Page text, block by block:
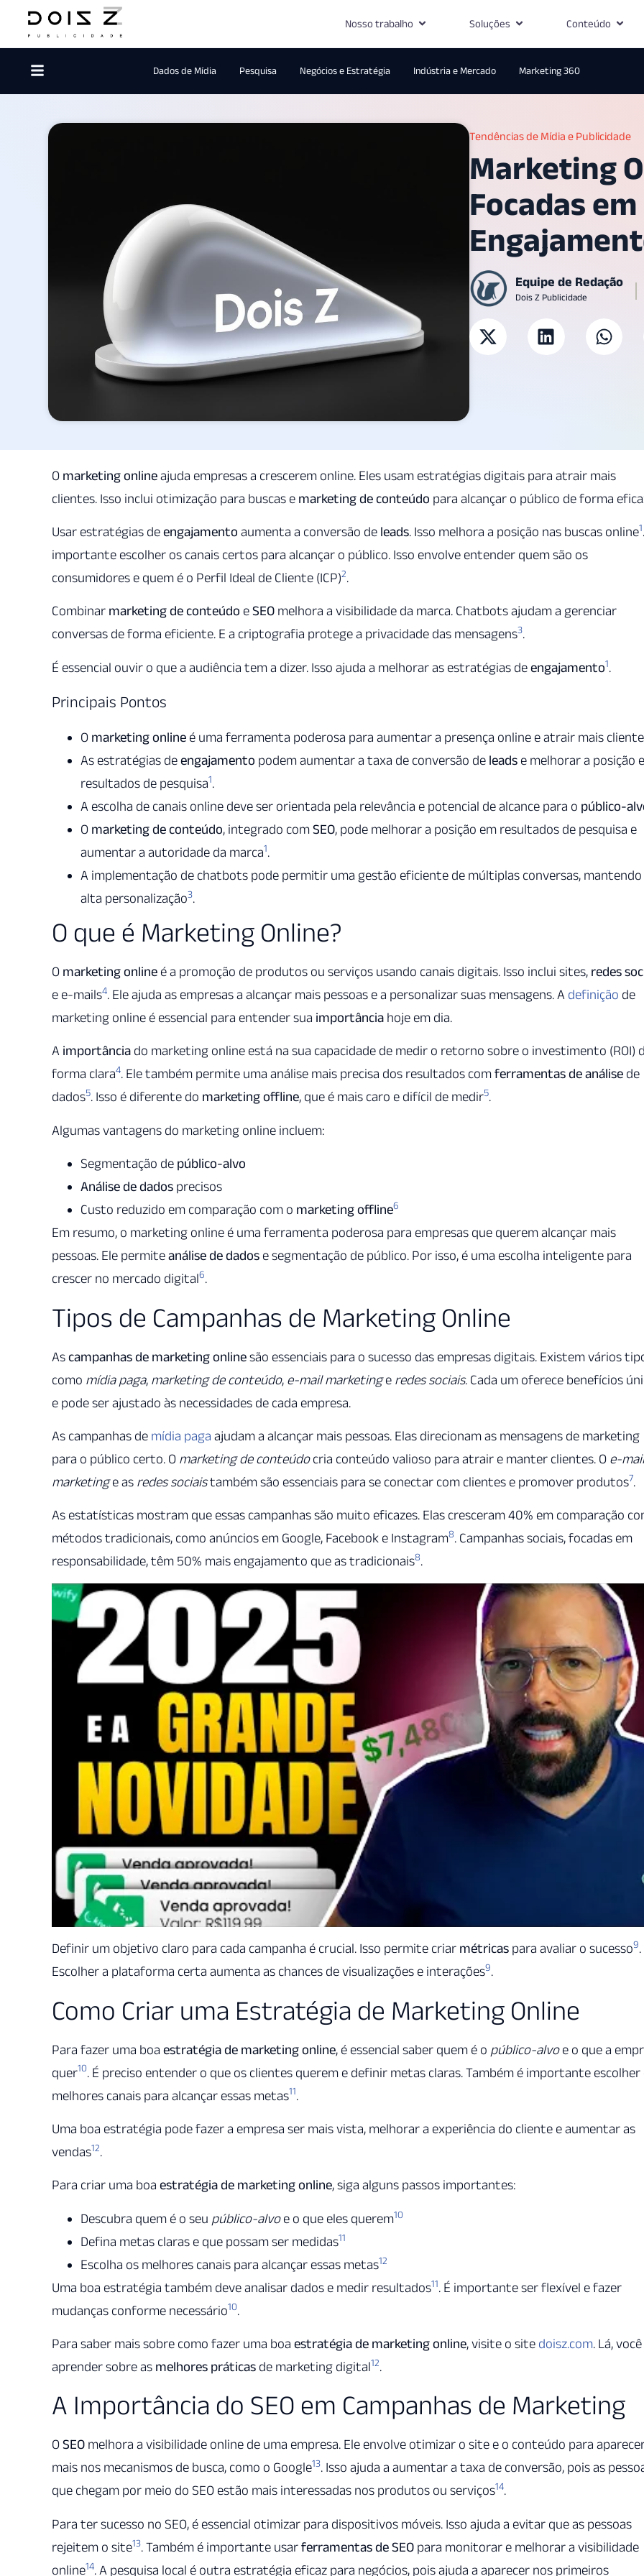
Nosso trabalho Soluções Conteúdo
Dados de Mídia Pesquisa Negócios e Estratégia Indústria e Mercado Marketing 360
Tendências de Mídia e Publicidade
Marketing
Focadas
Equipe de Redação
Dois Z Publicidade
O marketing onlineajuda empresas a crescerem online. Eles usam estratégias digitais para atrair mais
clientes. Isso inclui otimização para buscas e marketing de conteúdo para alcançar o público de forma
Usar estratégias deengajamento aumenta a conversão de leads. Isso melhora a posição nas buscas online1
importante escolher os canais certos para alcançar o público. Isso envolve entender quem são os
consumidores e quem é o Perfil Ideal de Cliente (ICP)2.
Combinar marketing de conteúdo eSEO melhora a visibilidade da marca. Chatbots ajudam a gerenciar
conversas de forma eficiente. E a criptografia protege a privacidade das mensagens3.
É essencial ouvir o que a audiência tem a dizer. Isso ajuda a melhorar as estratégias deengajamento1.
Principais Pontos
O marketing online é uma ferramenta poderosa para aumentar a presença online e atrair mais
As estratégias deengajamento podem aumentar a taxa de conversão de leads e melhorar a posição
resultados de pesquisa1.
A escolha de canais online deve ser orientada pela relevância e potencial de alcance para o público-
O marketing de conteúdo, integrado comSEO, pode melhorar a posição em resultados de pesquisa e
aumentar a autoridade da marca1.
A implementação de chatbots pode permitir uma gestão eficiente de múltiplas conversas, mantendo
alta personalização3.
O que é Marketing Online?
O marketing online é a promoção de produtos ou serviços usando canais digitais. Isso inclui sites, redes
e e-mails4. Ele ajuda as empresas a alcançar mais pessoas e a personalizar suas mensagens. A definição de
marketing online é essencial para entender sua importância hoje em dia.
A importância do marketing online está na sua capacidade de medir o retorno sobre o investimento (ROI)
forma clara4. Ele também permite uma análise mais precisa dos resultados comferramentas de análise de
dados5. Isso é diferente do marketing offline, que é mais caro e difícil de medir5.
Algumas vantagens do marketing online incluem:
Segmentação de público-alvo
Análise de dados precisos
Custo reduzido em comparação com o marketing offline6
Em resumo, o marketing online é uma ferramenta poderosa para empresas que querem alcançar mais
pessoas. Ele permiteanálise de dados e segmentação de público. Por isso, é uma escolha inteligente para
crescer no mercado digital6.
Tipos de Campanhas de Marketing Online
Ascampanhas de marketing onlinesão essenciais para o sucesso das empresas digitais. Existem vários
como mídia paga, marketing de conteúdo, e-mail marketinge redes sociais. Cada um oferece benefícios
e pode ser ajustado às necessidades de cada empresa.
As campanhas de mídia paga ajudam a alcançar mais pessoas. Elas direcionam as mensagens de marketing
para o público certo. O marketing de conteúdocria conteúdo valioso para atrair e manter clientes. O e-mail
marketinge as redes sociaistambém são essenciais para se conectar com clientes e promover produtos7.
As estatísticas mostram que essas campanhas são muito eficazes. Elas cresceram 40% em comparação
métodos tradicionais, como anúncios em Google, Facebook e Instagram8. Campanhas sociais, focadas em
responsabilidade, têm 50% mais engajamento que as tradicionais8.
Definir um objetivo claro para cada campanha é crucial. Isso permite criar métricas para avaliar o sucesso9.
Escolher a plataforma certa aumenta as chances de visualizações e interações9.
Como Criar uma Estratégia de Marketing Online
Para fazer uma boa estratégia de marketing online, é essencial saber quem é o público-alvoe o que a
quer10. É preciso entender o que os clientes querem e definir metas claras. Também é importante escolher
melhores canais para alcançar essas metas11.
Uma boa estratégia pode fazer a empresa ser mais vista, melhorar a experiência do cliente e aumentar as
vendas12.
Para criar uma boa estratégia de marketing online, siga alguns passos importantes:
Descubra quem é o seu público-alvoe o que eles querem10
Defina metas claras e que possam ser medidas11
Escolha os melhores canais para alcançar essas metas12
Uma boa estratégia também deve analisar dados e medir resultados11. É importante ser flexível e fazer
mudanças conforme necessário10.
Para saber mais sobre como fazer uma boa estratégia de marketing online, visite o site doisz.com. Lá,
aprender sobre as melhores práticas de marketing digital12.
A Importância do SEO em Campanhas de Marketing
OSEO melhora a visibilidade online de uma empresa. Ele envolve otimizar o site e o conteúdo para
mais nos mecanismos de busca, como o Google13. Isso ajuda a aumentar a taxa de conversão, pois as
que chegam por meio do SEO estão mais interessadas nos produtos ou serviços14.
Para ter sucesso no SEO, é essencial otimizar para dispositivos móveis. Isso ajuda a evitar que as pessoas
rejeitem o site13. Também é importante usarferramentas de SEO para monitorar e melhorar a visibilidade
online14. A pesquisa local é outra estratégia eficaz para negócios, pois ajuda a aparecer nos primeiros